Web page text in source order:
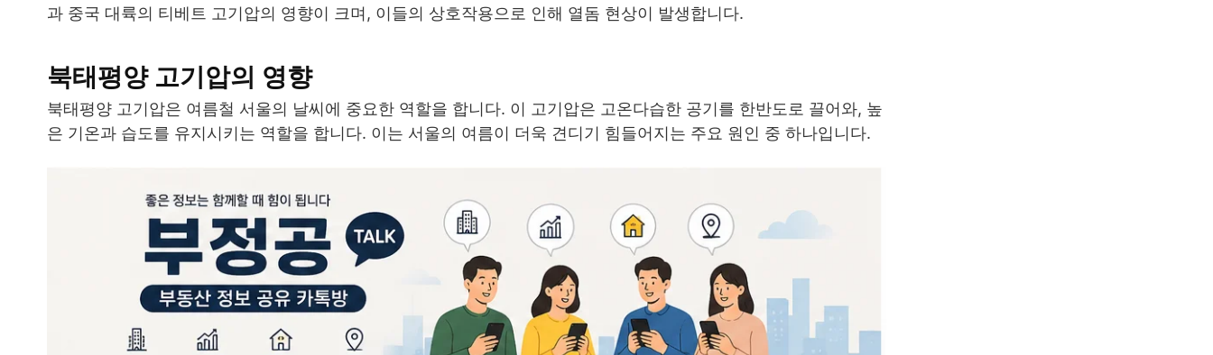
과 중국 대륙의 티베트 고기압의 영향이 크며, 이들의 상호작용으로 인해 열돔 현상이 발생합니다.
북태평양 고기압의 영향
북태평양 고기압은 여름철 서울의 날씨에 중요한 역할을 합니다. 이 고기압은 고온다습한 공기를 한반도로 끌어와, 높
은 기온과 습도를 유지시키는 역할을 합니다. 이는 서울의 여름이 더욱 견디기 힘들어지는 주요 원인 중 하나입니다.